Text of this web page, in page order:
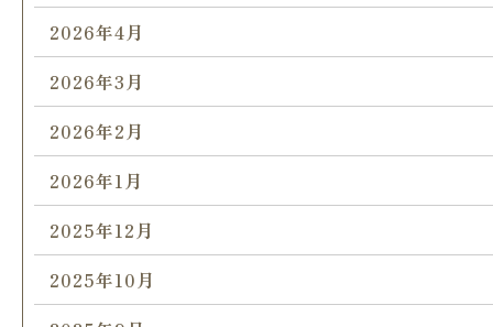
2026年4月
2026年3月
2026年2月
2026年1月
2025年12月
2025年10月